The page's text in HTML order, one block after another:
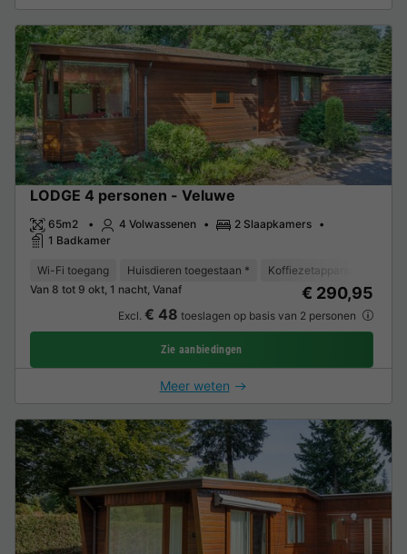
LODGE 4 personen - Veluwe
65m2 4 Volwassenen
2 Slaapkamers
1 Badkamer
Wi-Fi toegang Huisdieren toegestaan * Koffiezetapparaat
Van 8 tot 9 okt, 1 nacht, Vanaf
€ 290,95
Excl. € 48 toeslagen op basis van 2 personen
Zie aanbiedingen
Meer weten